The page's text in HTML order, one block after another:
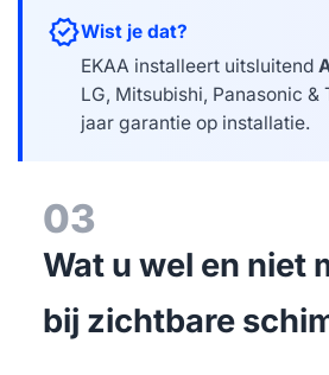
verifiedWist je dat?
EKAA installeert uitsluitend
LG, Mitsubishi, Panasonic
jaar garantie op installatie.
03
Wat u wel en niet
bij zichtbare